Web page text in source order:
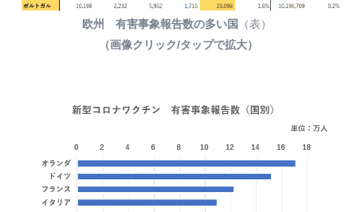
欧州 有害事象報告数の多い国
（表）
（画像クリック/タップで拡大）